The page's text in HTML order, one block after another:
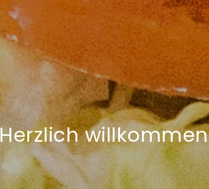
Herzlich willkommen